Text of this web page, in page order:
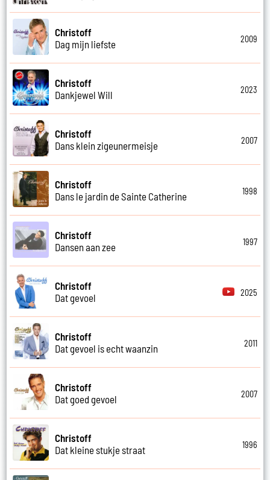
Christoff
Dag mijn liefste
2009
Christoff
Dankjewel Will
2023
Christoff
Dans klein zigeunermeisje
2007
Christoff
Dans le jardin de Sainte Catherine
1998
Christoff
Dansen aan zee
1997
Christoff
Dat gevoel
2025
Christoff
Dat gevoel is echt waanzin
2011
Christoff
Dat goed gevoel
2007
Christoff
Dat kleine stukje straat
1996